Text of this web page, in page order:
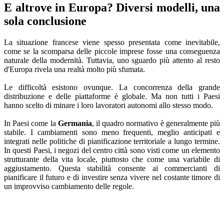
E altrove in Europa? Diversi modelli, una
sola conclusione
La situazione francese viene spesso presentata come inevitabile,
come se la scomparsa delle piccole imprese fosse una conseguenza
naturale della modernità. Tuttavia, uno sguardo più attento al resto
d'Europa rivela una realtà molto più sfumata.
Le difficoltà esistono ovunque. La concorrenza della grande
distribuzione e delle piattaforme è globale. Ma non tutti i Paesi
hanno scelto di minare i loro lavoratori autonomi allo stesso modo.
In Paesi come la Germania, il quadro normativo è generalmente più
stabile. I cambiamenti sono meno frequenti, meglio anticipati e
integrati nelle politiche di pianificazione territoriale a lungo termine.
In questi Paesi, i negozi del centro città sono visti come un elemento
strutturante della vita locale, piuttosto che come una variabile di
aggiustamento. Questa stabilità consente ai commercianti di
pianificare il futuro e di investire senza vivere nel costante timore di
un improvviso cambiamento delle regole.